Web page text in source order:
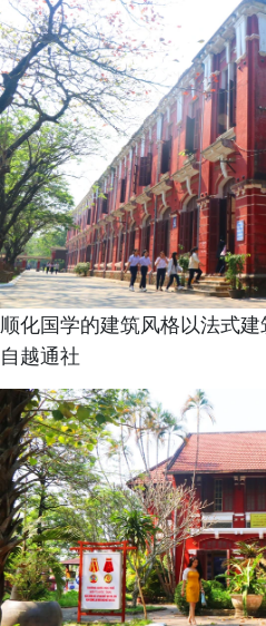
顺化国学的建筑风格以法式
自越通社